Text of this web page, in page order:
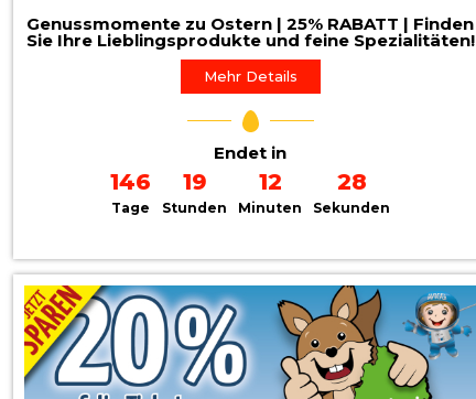
Genussmomente zu Ostern | 25% RABATT | Finden
Sie Ihre Lieblingsprodukte und feine Spezialitäten!
Mehr Details
Endet in
146
Tage
19
Stunden
12
Minuten
26
Sekunden